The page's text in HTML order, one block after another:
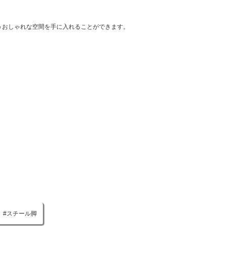
しゃれな空間を手に入れることができます。
スチール脚